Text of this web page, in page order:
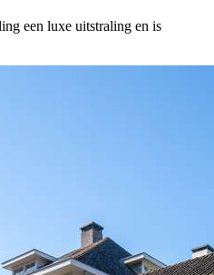
een luxe uitstraling en is